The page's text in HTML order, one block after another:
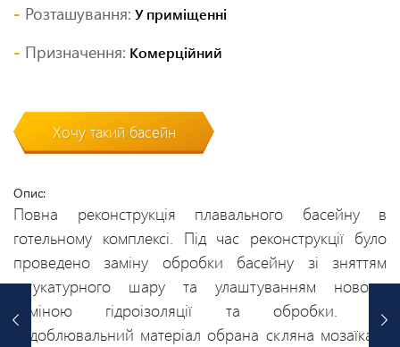
Розташування: У приміщенні
Призначення: Комерційний
Хочу такий басейн
Опис:
Повна реконструкція плавального басейну в
готельному комплексі. Під час реконструкції було
проведено заміну обробки басейну зі зняттям
штукатурного шару та улаштуванням нового,
заміною гідроізоляції та обробки. Як
оздоблювальний матеріал обрана скляна мозаїка з